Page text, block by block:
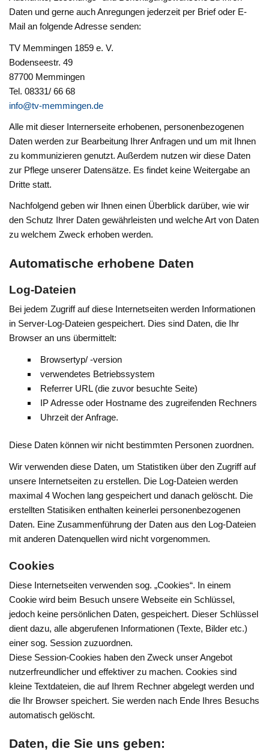
Daten und gerne auch Anregungen jederzeit per Brief oder E-
Mail an folgende Adresse senden:
TV Memmingen 1859 e. V.
Bodenseestr. 49
87700 Memmingen
Tel. 08331/ 66 68
info@tv-memmingen.de
Alle mit dieser Internerseite erhobenen, personenbezogenen
Daten werden zur Bearbeitung Ihrer Anfragen und um mit Ihnen
zu kommunizieren genutzt. Außerdem nutzen wir diese Daten
zur Pflege unserer Datensätze. Es findet keine Weitergabe an
Dritte statt.
Nachfolgend geben wir Ihnen einen Überblick darüber, wie wir
den Schutz Ihrer Daten gewährleisten und welche Art von Daten
zu welchem Zweck erhoben werden.
Automatische erhobene Daten
Log-Dateien
Bei jedem Zugriff auf diese Internetseiten werden Informationen
in Server-Log-Dateien gespeichert. Dies sind Daten, die Ihr
Browser an uns übermittelt:
Browsertyp/ -version
verwendetes Betriebssystem
Referrer URL (die zuvor besuchte Seite)
IP Adresse oder Hostname des zugreifenden Rechners
Uhrzeit der Anfrage.
Diese Daten können wir nicht bestimmten Personen zuordnen.
Wir verwenden diese Daten, um Statistiken über den Zugriff auf
unsere Internetseiten zu erstellen. Die Log-Dateien werden
maximal 4 Wochen lang gespeichert und danach gelöscht. Die
erstellten Statisiken enthalten keinerlei personenbezogenen
Daten. Eine Zusammenführung der Daten aus den Log-Dateien
mit anderen Datenquellen wird nicht vorgenommen.
Cookies
Diese Internetseiten verwenden sog. „Cookies“. In einem
Cookie wird beim Besuch unsere Webseite ein Schlüssel,
jedoch keine persönlichen Daten, gespeichert. Dieser Schlüssel
dient dazu, alle abgerufenen Informationen (Texte, Bilder etc.)
einer sog. Session zuzuordnen.
Diese Session-Cookies haben den Zweck unser Angebot
nutzerfreundlicher und effektiver zu machen. Cookies sind
kleine Textdateien, die auf Ihrem Rechner abgelegt werden und
die Ihr Browser speichert. Sie werden nach Ende Ihres Besuchs
automatisch gelöscht.
Daten, die Sie uns geben: